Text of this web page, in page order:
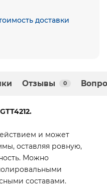
доставки
Отзывы 0
и может
оставляя ровную,
Можно
составами.